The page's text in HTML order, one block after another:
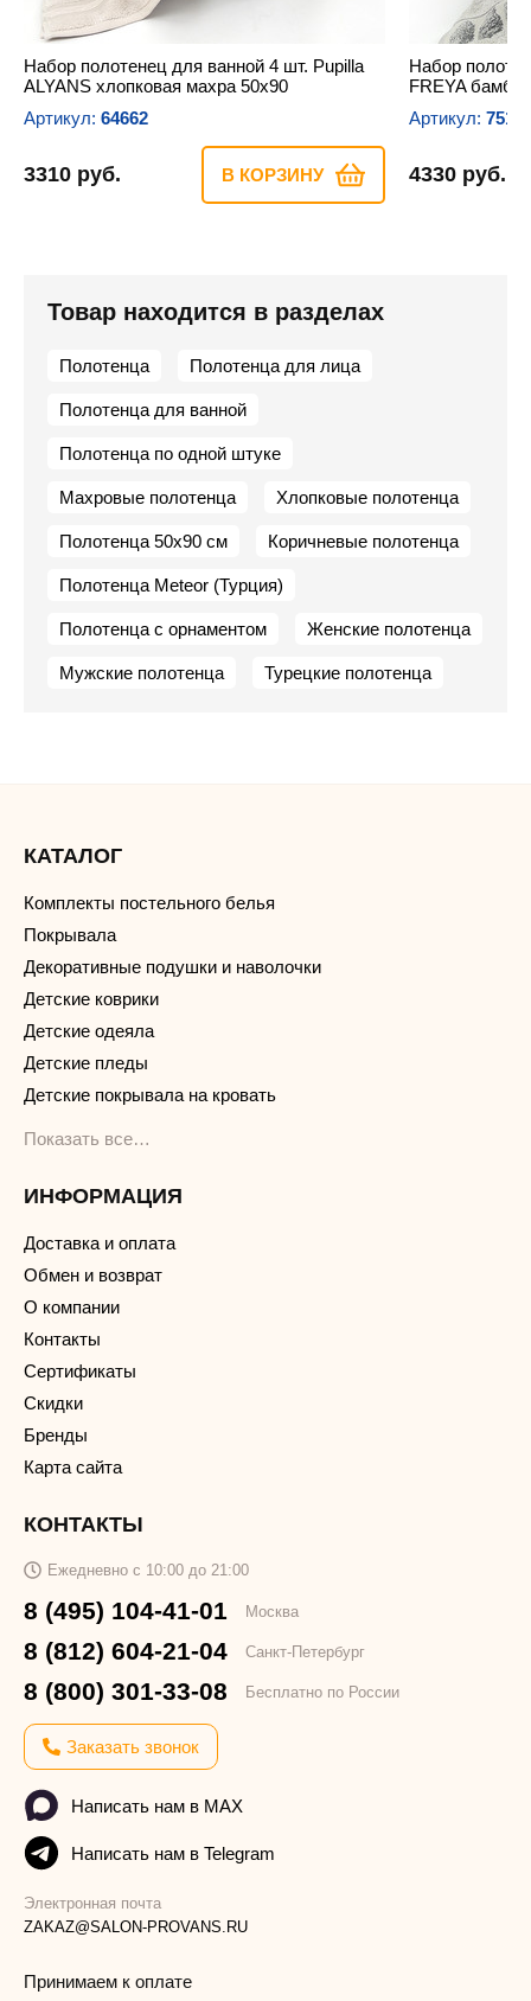
Набор полотенец для ванной 4 шт. Pupilla
ALYANS хлопковая махра 50х90
Артикул: 64662
3310 руб. В КОРЗИНУ
Набор
FREYA
Артикул:
4330 руб.
Товар находится в разделах
Полотенца Полотенца для лица
Полотенца для ванной
Полотенца по одной штуке
Махровые полотенца Хлопковые полотенца
Полотенца 50х90 см Коричневые полотенца
Полотенца Meteor (Турция)
Полотенца с орнаментом Женские полотенца
Мужские полотенца Турецкие полотенца
КАТАЛОГ
Комплекты постельного белья
Покрывала
Декоративные подушки и наволочки
Детские коврики
Детские одеяла
Детские пледы
Детские покрывала на кровать
Показать все…
ИНФОРМАЦИЯ
Доставка и оплата
Обмен и возврат
О компании
Контакты
Сертификаты
Скидки
Бренды
Карта сайта
КОНТАКТЫ
Ежедневно с 10:00 до 21:00
8 (495) 104-41-01 Москва
8 (812) 604-21-04 Санкт-Петербург
8 (800) 301-33-08 Бесплатно по России
Заказать звонок
Написать нам в MAX
Написать нам в Telegram
Электронная почта
ZAKAZ@SALON-PROVANS.RU
Принимаем к оплате